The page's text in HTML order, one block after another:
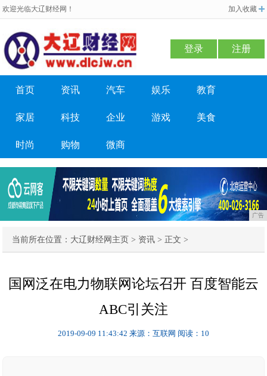
欢迎光临大辽财经网！ 加入收藏
登录 注册
首页 资讯 汽车 娱乐 教育
家居 科技 企业 游戏 美食
时尚 购物 微商
广告
当前所在位置： 大辽财经网主页 > 资讯 > 正文 >
国网泛在电力物联网论坛召开 百度智能云
ABC引关注
2019-09-09 11:43:42 来源：互联网 阅读：10